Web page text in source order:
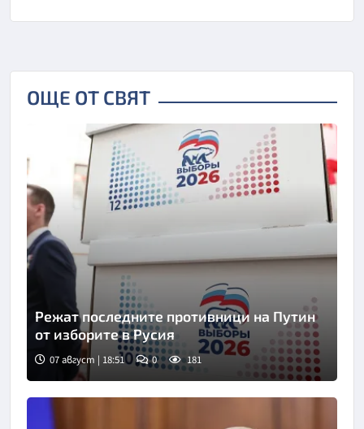
ОЩЕ ОТ СВЯТ
Снимка: ТАСС
Режат последните противници на Путин
от изборите в Русия
07 август | 18:51 0 181